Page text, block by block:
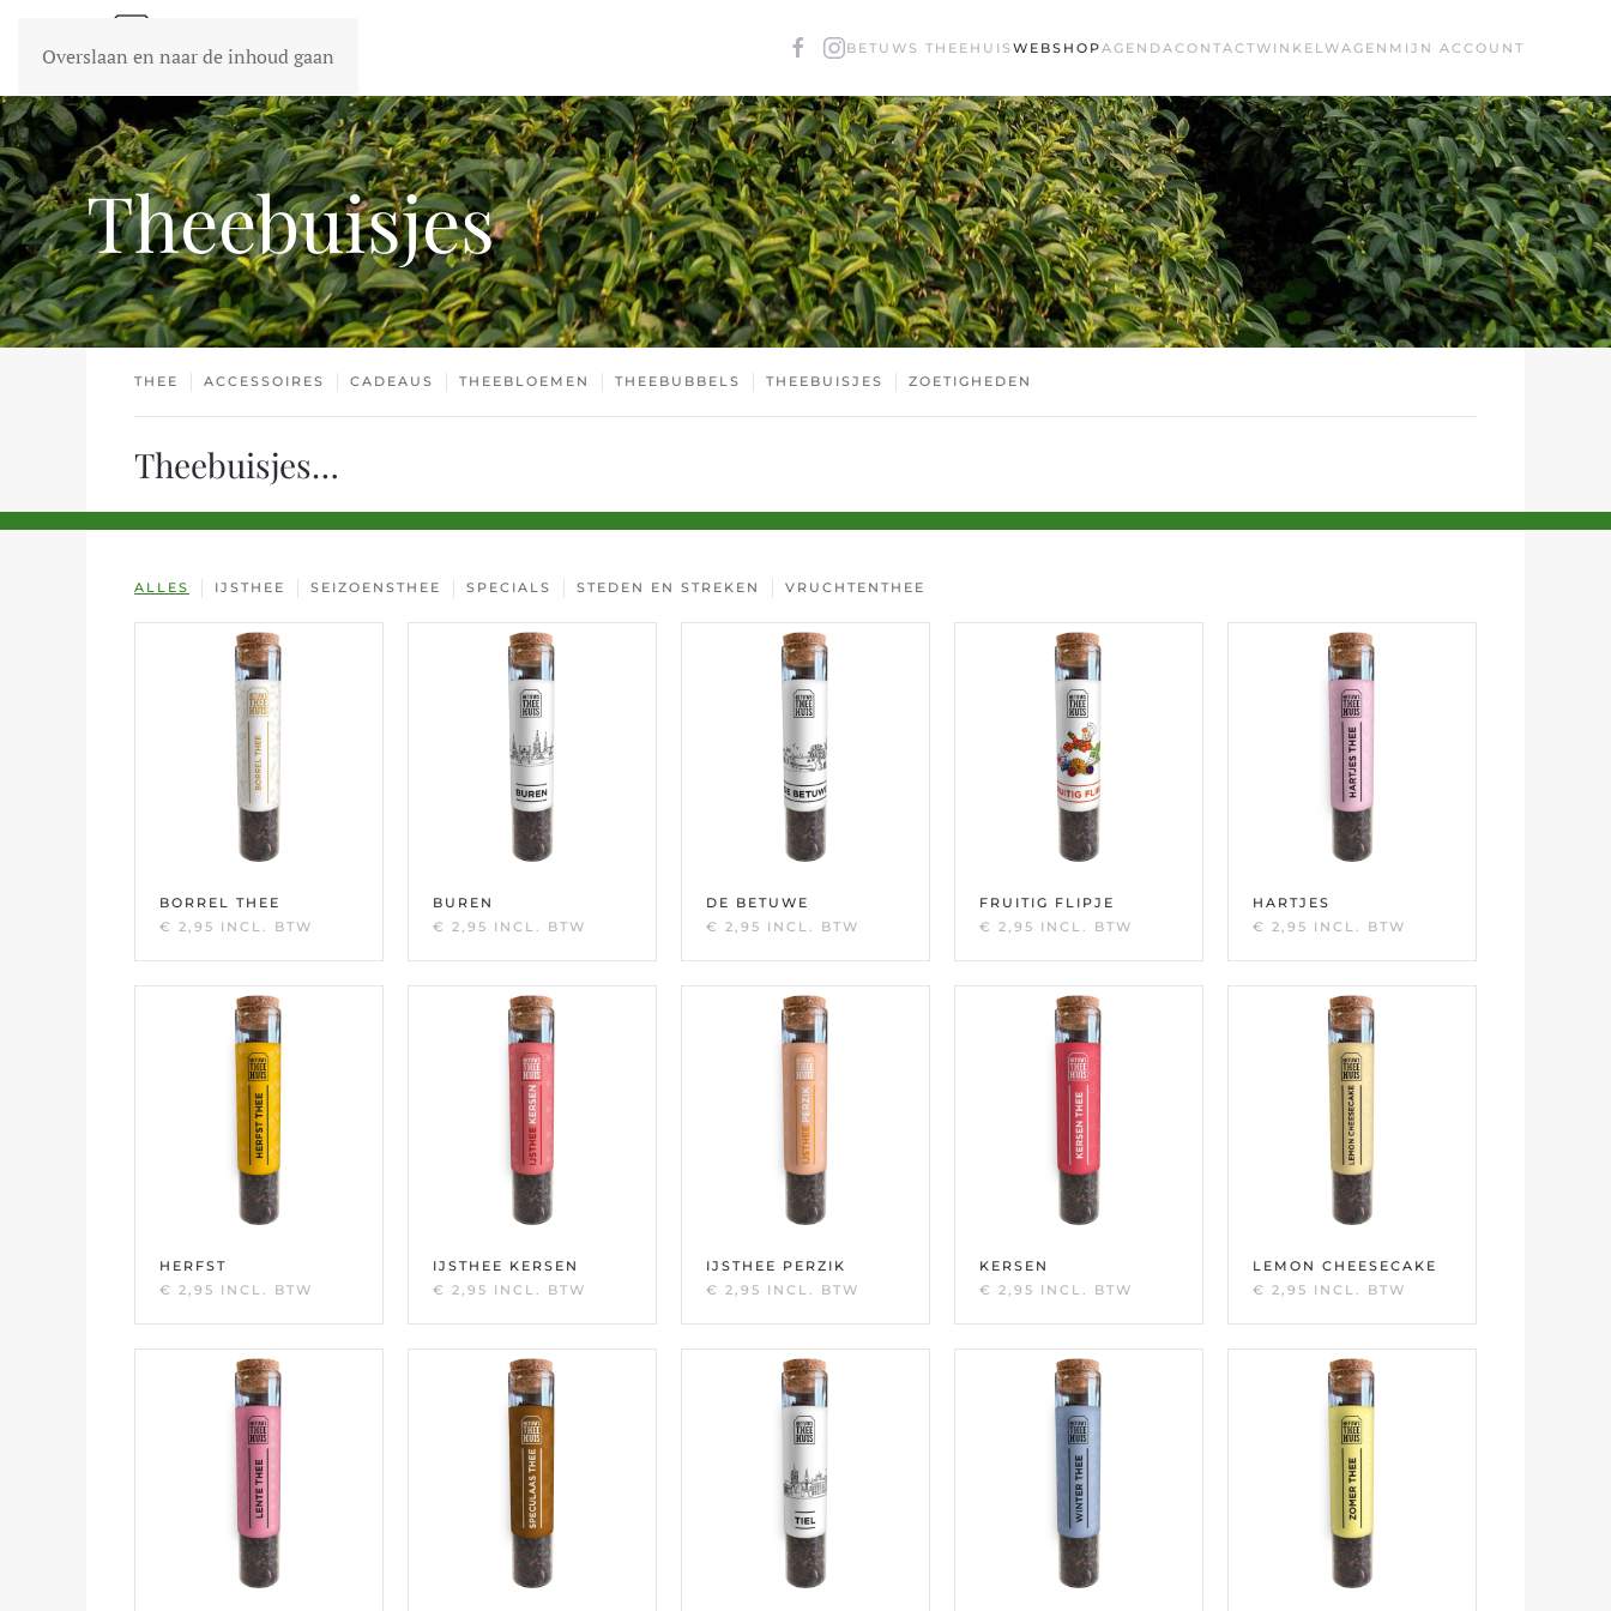
Overslaan en naar de inhoud gaan BETUWS THEEHUIS WEBSHOPAGENDACONTACTWINKELWAGEN MIJN ACCOUNT
Theebuisjes
THEE ACCESSOIRES CADEAUS THEEBLOEMEN THEEBUBBELS THEEBUISJES ZOETIGHEDEN
Theebuisjes…
ALLES IJSTHEE SEIZOENSTHEE SPECIALS STEDEN EN STREKEN VRUCHTENTHEE
BORREL THEE
€ 2,95 INCL. BTW
BUREN
€ 2,95 INCL. BTW
DE BETUWE
€ 2,95 INCL. BTW
FRUITIG FLIPJE
€ 2,95 INCL. BTW
HARTJES
€ 2,95 INCL. BTW
HERFST
€ 2,95 INCL. BTW
IJSTHEE KERSEN
€ 2,95 INCL. BTW
IJSTHEE PERZIK
€ 2,95 INCL. BTW
KERSEN
€ 2,95 INCL. BTW
LEMON CHEESECAKE
€ 2,95 INCL. BTW